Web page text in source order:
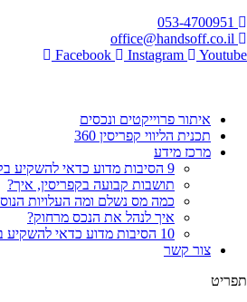
053-4700951
office@handsoff.co.il
Facebook
Instagram Youtube
איתור פרוייקטים ונכסים
תכנית הליווי קפריסין 360
מרכז מידע
9 הסיבות מדוע כדאי להשקיע בקפריסין
תושבות קבועה בקפריסין, איך?
כמה מס נשלם ומה העלויות
איך לנהל את הנכס מרחוק?
10 הסיבות מדוע כדאי להשקיע בדירה חדשה בחו”ל בשלב הפריסייל
צור קשר
תפריט